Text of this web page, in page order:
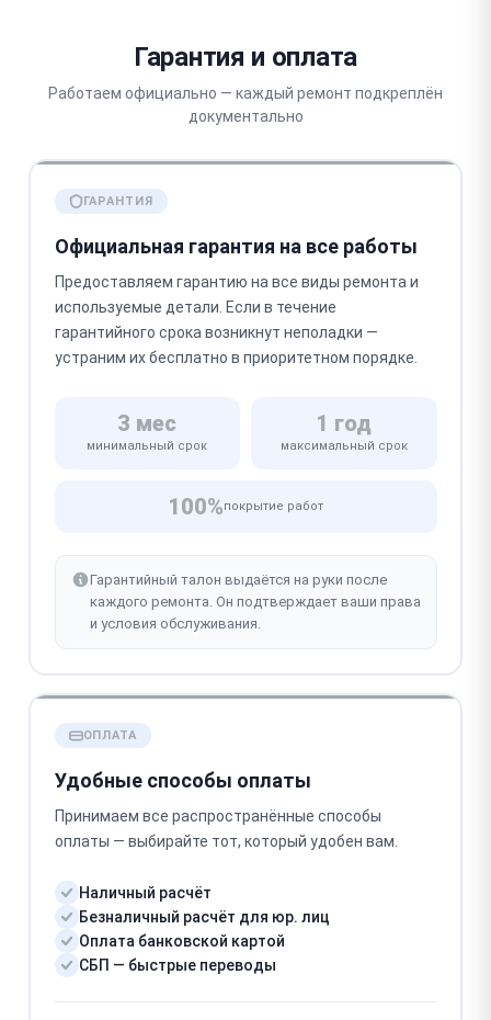
Гарантия и оплата
Работаем официально — каждый ремонт подкреплён
документально
ГАРАНТИЯ
Официальная гарантия на все работы
Предоставляем гарантию на все виды ремонта и
используемые детали. Если в течение
гарантийного срока возникнут неполадки —
устраним их бесплатно в приоритетном порядке.
3 мес
минимальный срок
1 год
максимальный срок
100%покрытие работ
Гарантийный талон выдаётся на руки после
каждого ремонта. Он подтверждает ваши права
и условия обслуживания.
ОПЛАТА
Удобные способы оплаты
Принимаем все распространённые способы
оплаты — выбирайте тот, который удобен вам.
Наличный расчёт
Безналичный расчёт для юр. лиц
Оплата банковской картой
СБП — быстрые переводы